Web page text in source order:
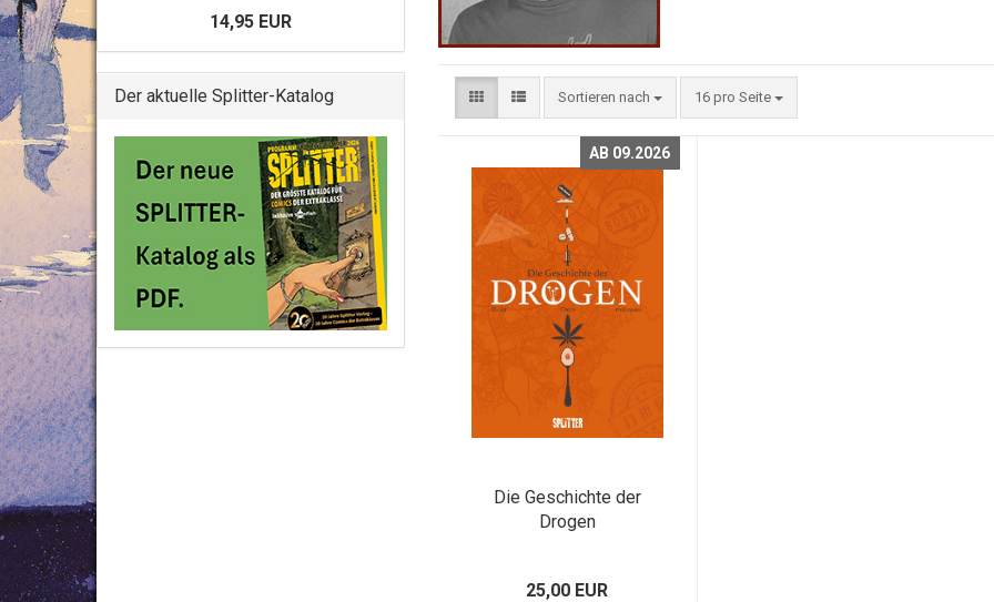
Sortieren nach 16 pro Seite
AB 09.2026
Die Geschichte der
Drogen
25,00 EUR
14,95 EUR
Der aktuelle Splitter-Katalog